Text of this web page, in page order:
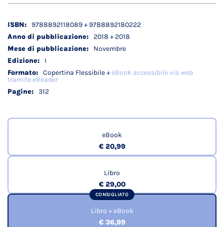
Dettagli
tecnici
9788892118089 + 9788892180222
2018 + 2018
Novembre
I
Copertina Flessibile +eBook accessibile via web
tramite eReader
312
eBook
€ 20,99
Libro
€ 29,00
CONSIGLIATO
Libro + eBook
€ 36,99